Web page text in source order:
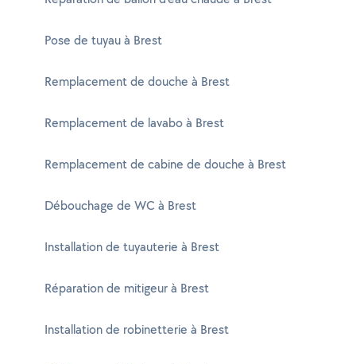
Pose de tuyau à Brest
Remplacement de douche à Brest
Remplacement de lavabo à Brest
Remplacement de cabine de douche à Brest
Débouchage de WC à Brest
Installation de tuyauterie à Brest
Réparation de mitigeur à Brest
Installation de robinetterie à Brest